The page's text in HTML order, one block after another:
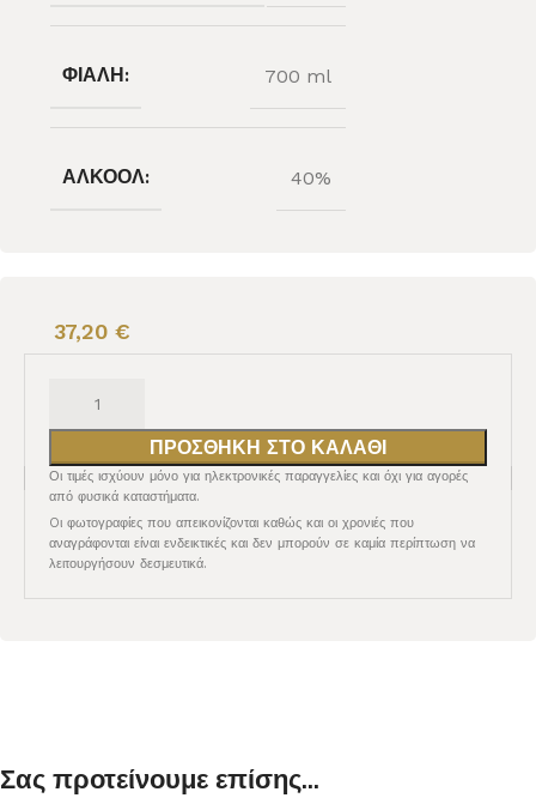
ΦΙΆΛΗ: 700 ml
ΑΛΚΟΌΛ: 40%
37,20 €
ΠΡΟΣΘΉΚΗ ΣΤΟ ΚΑΛΆΘΙ
Οι τιμές ισχύουν μόνο για ηλεκτρονικές παραγγελίες και όχι για αγορές
από φυσικά καταστήματα.
Oι φωτογραφίες που απεικονίζονται καθώς και οι χρονιές που
αναγράφονται είναι ενδεικτικές και δεν μπορούν σε καμία περίπτωση να
λειτουργήσουν δεσμευτικά.
Σας προτείνουμε επίσης...